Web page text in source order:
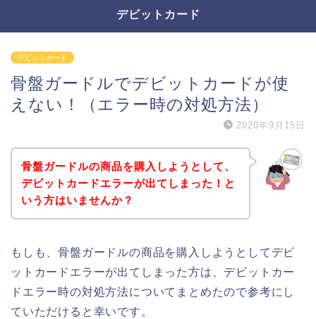
デビットカード
デビットカード
骨盤ガードルでデビットカードが使
えない！（エラー時の対処方法）
2020年9月15日
骨盤ガードルの商品を購入しようとして、
デビットカードエラーが出てしまった！と
いう方はいませんか？
もしも、骨盤ガードルの商品を購入しようとしてデビ
ットカードエラーが出てしまった方は、デビットカー
ドエラー時の対処方法についてまとめたので参考にし
ていただけると幸いです。